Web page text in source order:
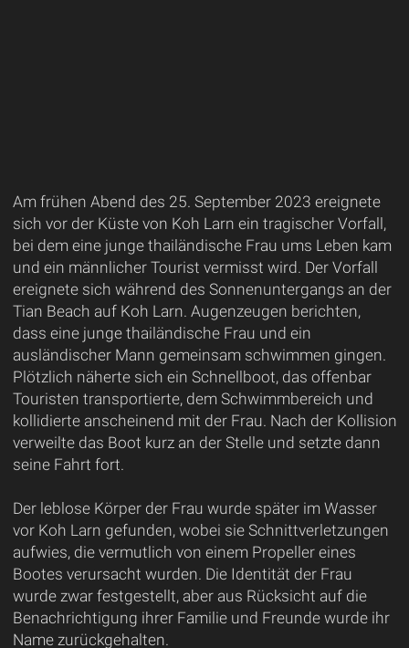
Am frühen Abend des 25. September 2023 ereignete
sich vor der Küste von Koh Larn ein tragischer Vorfall,
bei dem eine junge thailändische Frau ums Leben kam
und ein männlicher Tourist vermisst wird. Der Vorfall
ereignete sich während des Sonnenuntergangs an der
Tian Beach auf Koh Larn. Augenzeugen berichten,
dass eine junge thailändische Frau und ein
ausländischer Mann gemeinsam schwimmen gingen.
Plötzlich näherte sich ein Schnellboot, das offenbar
Touristen transportierte, dem Schwimmbereich und
kollidierte anscheinend mit der Frau. Nach der Kollision
verweilte das Boot kurz an der Stelle und setzte dann
seine Fahrt fort.
Der leblose Körper der Frau wurde später im Wasser
vor Koh Larn gefunden, wobei sie Schnittverletzungen
aufwies, die vermutlich von einem Propeller eines
Bootes verursacht wurden. Die Identität der Frau
wurde zwar festgestellt, aber aus Rücksicht auf die
Benachrichtigung ihrer Familie und Freunde wurde ihr
Name zurückgehalten.